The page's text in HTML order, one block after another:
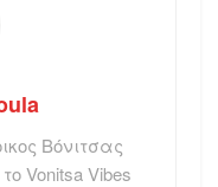
Βόνιτσας
Vonitsa Vibes